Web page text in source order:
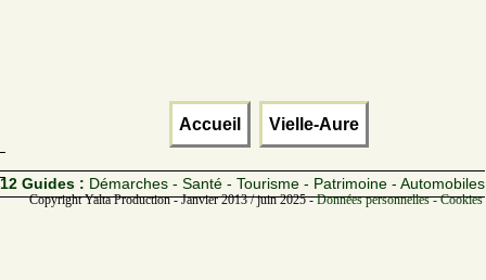
Accueil Vielle-Aure
12 Guides : Démarches - Santé - Tourisme - Patrimoine - Automobiles
Copyright Yalta Production - Janvier 2013 / juin 2025 -Données personnelles -